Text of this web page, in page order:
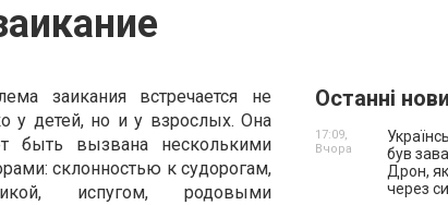
заикания встречается не
у детей, но и у взрослых. Она
быть вызвана несколькими
склонностью к судорогам,
испугом, родовыми
Останні
був
Дрон,
через
17:09,
Вчора